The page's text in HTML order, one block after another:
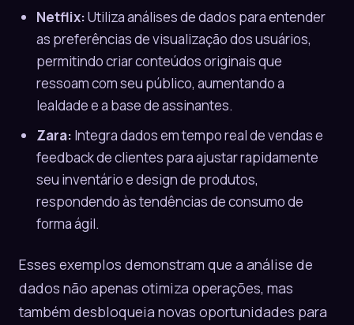
Netflix:Utiliza análises de dados para entender
as preferências de visualização dos usuários,
permitindo criar conteúdos originais que
ressoam com seu público, aumentando a
lealdade e a base de assinantes.
Zara: Integra dados em tempo real de vendas e
feedback de clientes para ajustar rapidamente
seu inventário e design de produtos,
respondendo às tendências de consumo de
forma ágil.
Esses exemplos demonstram que a análise de
dados não apenas otimiza operações, mas
também desbloqueia novas oportunidades para